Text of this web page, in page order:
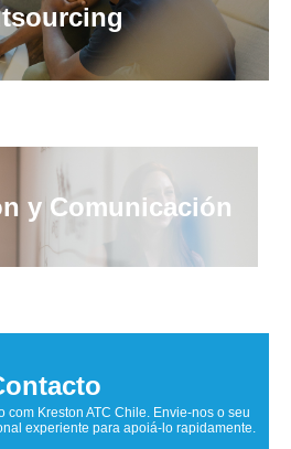
y Comunicación
com Kreston ATC Chile. Envie-nos o seu
experiente para apoiá-lo rapidamente.